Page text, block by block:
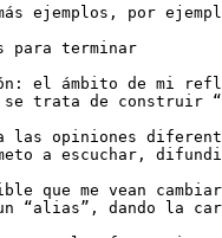
más ejemplos, por
para terminar
el ámbito de mi
trata de construir
las opiniones
a escuchar,
que me vean
“alias”, dando la